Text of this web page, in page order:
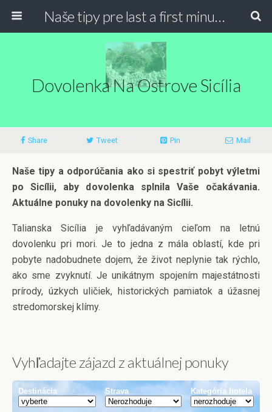
Naše tipy pre last a first minute dovolenky
Dovolenka Na Ostrove Sicília
Share Tweet Pin Mail
Naše tipy a odporúčania ako si spestriť pobyt výletmi
po Sicílii, aby dovolenka splnila Vaše očakávania.
Aktuálne ponuky na dovolenky na Sicílii.
Talianska Sicília je vyhľadávaným cieľom na letnú
dovolenku pri mori. Je to jedna z mála oblastí, kde pri
pobyte nadobudnete dojem, že život neplynie tak rýchlo,
ako sme zvyknutí. Je unikátnym spojením majestátnosti
prírody, úzkych uličiek, historických pamiatok a úžasnej
stredomorskej klímy.
Vyhľadajte zájazd z aktuálnej ponuky